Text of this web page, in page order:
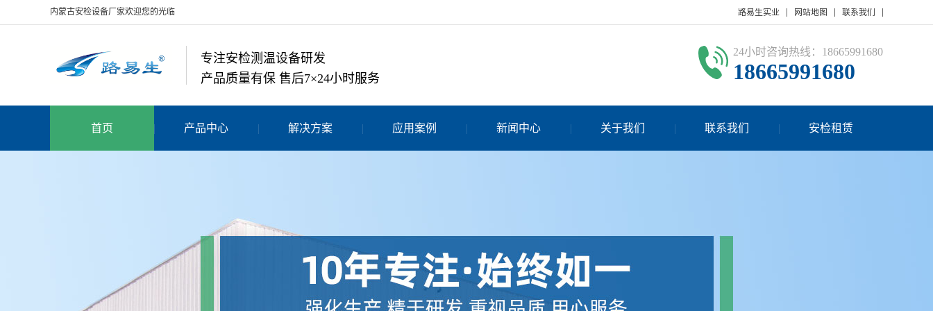
内蒙古安检设备厂家欢迎您的光临 路易生实业 网站地图 联系我们
专注安检测温设备研发
产品质量有保 售后7×24小时服务
24小时咨询热线：18665991680
18665991680
首页 产品中心 解决方案 应用案例 新闻中心 关于我们 联系我们 安检租赁